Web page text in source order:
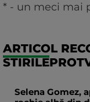
* - un meci mai
ARTICOL
Selena Gomez,